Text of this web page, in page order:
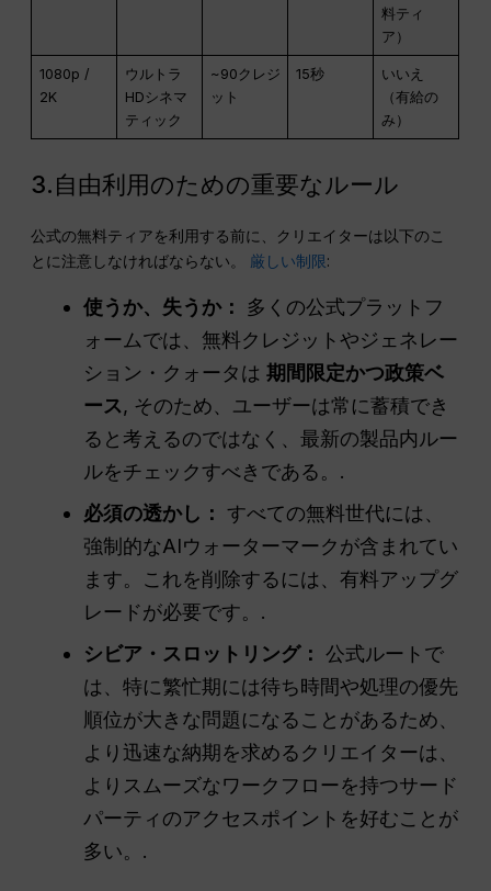
料ティ
ア）
1080p /
2K
ウルトラ
HDシネマ
ティック
~90クレジ
ット
15秒
いいえ
（有給の
み）
3.自由利用のための重要なルール
公式の無料ティアを利用する前に、クリエイターは以下のこ
とに注意しなければならない。 厳しい制限:
使うか、失うか：
多くの公式プラットフ
ォームでは、無料クレジットやジェネレー
ション・クォータは期間限定かつ政策ベ
ース, そのため、ユーザーは常に蓄積でき
ると考えるのではなく、最新の製品内ルー
ルをチェックすべきである。.
必須の透かし： すべての無料世代には、
強制的なAIウォーターマークが含まれてい
ます。これを削除するには、有料アップグ
レードが必要です。.
シビア・スロットリング： 公式ルートで
は、特に繁忙期には待ち時間や処理の優先
順位が大きな問題になることがあるため、
より迅速な納期を求めるクリエイターは、
よりスムーズなワークフローを持つサード
パーティのアクセスポイントを好むことが
多い。.